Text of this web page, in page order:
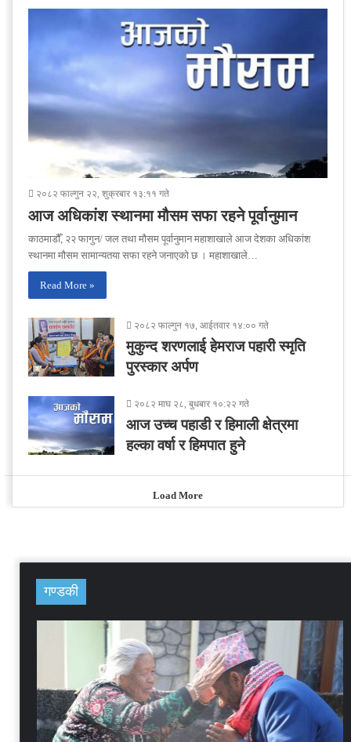
२०८२ फाल्गुन २२, शुक्रबार १३:११ गते
आज अधिकांश स्थानमा मौसम सफा रहने पूर्वानुमान
काठमाडौँ, २२ फागुन/ जल तथा मौसम पूर्वानुमान महाशाखाले आज देशका अधिकांश
स्थानमा मौसम सामान्यतया सफा रहने जनाएको छ । महाशाखाले…
Read More »
२०८२ फाल्गुन १७, आईतवार १४:०० गते
मुकुन्द शरणलाई हेमराज पहारी स्मृति
पुरस्कार अर्पण
२०८२ माघ २८, बुधबार १०:२२ गते
आज उच्च पहाडी र हिमाली क्षेत्रमा
हल्का वर्षा र हिमपात हुने
Load More
गण्डकी